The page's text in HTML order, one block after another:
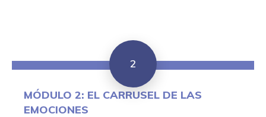
2
MÓDULO 2: EL CARRUSEL DE LAS
EMOCIONES